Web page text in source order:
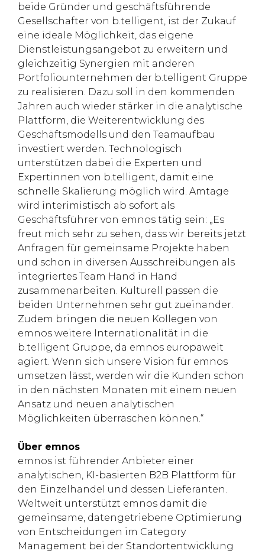
beide Gründer und geschäftsführende
Gesellschafter von b.telligent, ist der Zukauf
eine ideale Möglichkeit, das eigene
Dienstleistungsangebot zu erweitern und
gleichzeitig Synergien mit anderen
Portfoliounternehmen der b.telligent Gruppe
zu realisieren. Dazu soll in den kommenden
Jahren auch wieder stärker in die analytische
Plattform, die Weiterentwicklung des
Geschäftsmodells und den Teamaufbau
investiert werden. Technologisch
unterstützen dabei die Experten und
Expertinnen von b.telligent, damit eine
schnelle Skalierung möglich wird. Amtage
wird interimistisch ab sofort als
Geschäftsführer von emnos tätig sein: „Es
freut mich sehr zu sehen, dass wir bereits jetzt
Anfragen für gemeinsame Projekte haben
und schon in diversen Ausschreibungen als
integriertes Team Hand in Hand
zusammenarbeiten. Kulturell passen die
beiden Unternehmen sehr gut zueinander.
Zudem bringen die neuen Kollegen von
emnos weitere Internationalität in die
b.telligent Gruppe, da emnos europaweit
agiert. Wenn sich unsere Vision für emnos
umsetzen lässt, werden wir die Kunden schon
in den nächsten Monaten mit einem neuen
Ansatz und neuen analytischen
Möglichkeiten überraschen können.“
Über emnos
emnos ist führender Anbieter einer
analytischen, KI-basierten B2B Plattform für
den Einzelhandel und dessen Lieferanten.
Weltweit unterstützt emnos damit die
gemeinsame, datengetriebene Optimierung
von Entscheidungen im Category
Management bei der Standortentwicklung